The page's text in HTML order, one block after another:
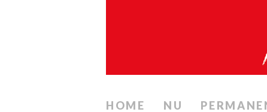
HOME NU